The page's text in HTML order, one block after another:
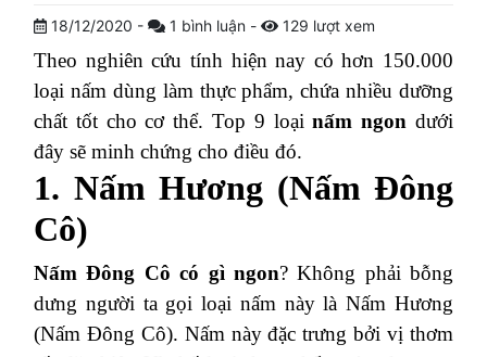
18/12/2020 - 1 bình luận - 129 lượt xem
Theo nghiên cứu tính hiện nay có hơn 150.000
loại nấm dùng làm thực phẩm, chứa nhiều dưỡng
chất tốt cho cơ thể. Top 9 loạinấm ngon dưới
đây sẽ minh chứng cho điều đó.
1. Nấm Hương (Nấm Đông
Cô)
Nấm Đông Cô có gì ngon? Không phải bỗng
dưng người ta gọi loại nấm này là Nấm Hương
(Nấm Đông Cô). Nấm này đặc trưng bởi vị thơm